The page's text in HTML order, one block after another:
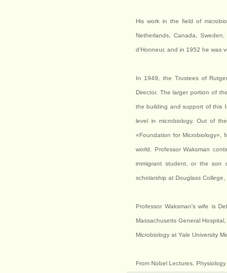
His work in the field of
Netherlands, Canada,
d'Honneur, and in 1952 he was
In 1949, the Trustees of
Director. The larger portion of
the building and support of this
level in microbiology. Out of
«Foundation for Microbiology»,
world. Professor Waksman
immigrant student, or the son
scholarship at Douglass College,
Professor Waksman's wife is
Massachusetts General
Microbiology at Yale University
From Nobel Lectures,